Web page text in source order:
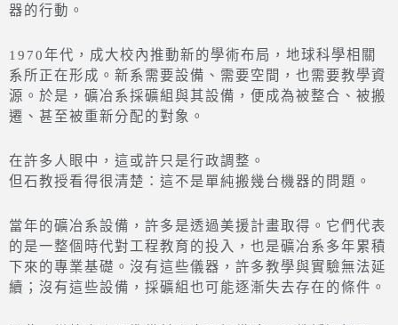
器的行動。
1970年代，成大校內推動新的學術布局，地球科學相關
系所正在形成。新系需要設備、需要空間，也需要教學資
源。於是，礦冶系採礦組與其設備，便成為被整合、被搬
遷、甚至被重新分配的對象。
在許多人眼中，這或許只是行政調整。
但石教授看得很清楚：這不是單純搬幾台機器的問題。
當年的礦冶系設備，許多是透過美援計畫取得。它們代表
的是一整個時代對工程教育的投入，也是礦冶系多年累積
下來的專業基礎。沒有這些儀器，許多教學與實驗無法延
續；沒有這些設備，採礦組也可能逐漸失去存在的條件。